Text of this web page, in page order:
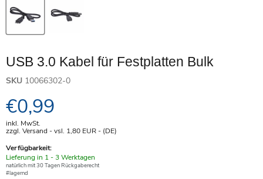
USB 3.0 Kabel für Festplatten Bulk
SKU 10066302-0
Aktueller Preis
€0,99
inkl. MwSt.
zzgl. Versand - vsl. 1,80 EUR- (DE)
Verfügbarkeit:
Verfügbar
-
Lieferung in 1 - 3 Werktagen
natürlich mit 30 Tagen Rückgaberecht
#lagernd